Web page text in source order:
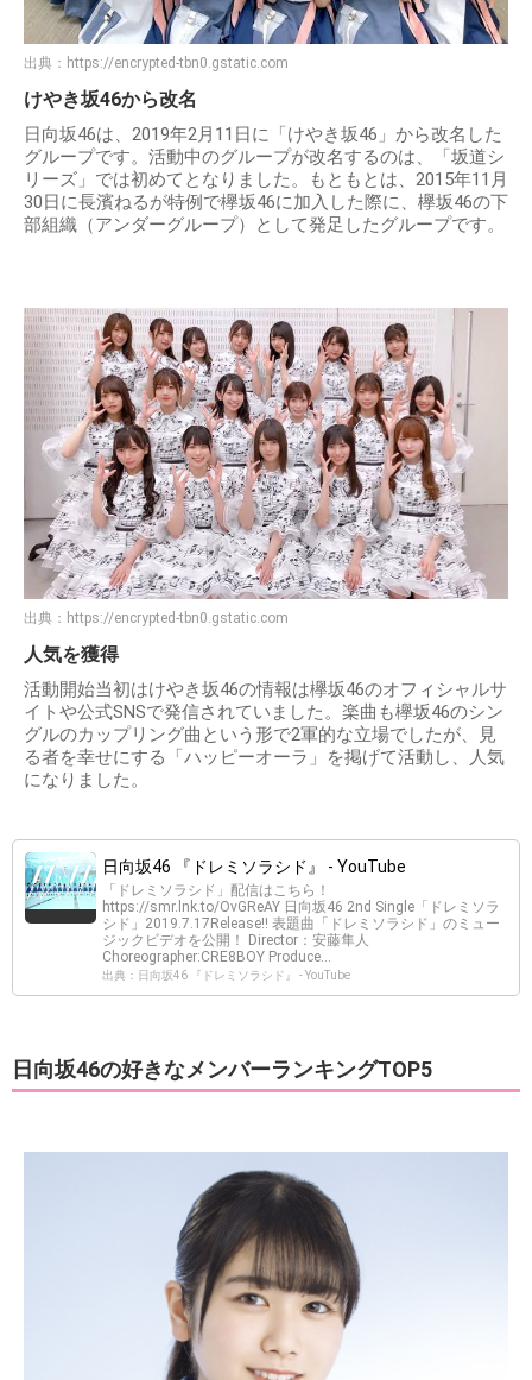
出典： https://encrypted-tbn0.gstatic.com
けやき坂46から改名
日向坂46は、2019年2月11日に「けやき坂46」から改名した
グループです。活動中のグループが改名するのは、「坂道シ
リーズ」では初めてとなりました。もともとは、2015年11月
30日に長濱ねるが特例で欅坂46に加入した際に、欅坂46の下
部組織（アンダーグループ）として発足したグループです。
出典： https://encrypted-tbn0.gstatic.com
人気を獲得
活動開始当初はけやき坂46の情報は欅坂46のオフィシャルサ
イトや公式SNSで発信されていました。楽曲も欅坂46のシン
グルのカップリング曲という形で2軍的な立場でしたが、見
る者を幸せにする「ハッピーオーラ」を掲げて活動し、人気
になりました。
日向坂46 『ドレミソラシド』 - YouTube
「ドレミソラシド」配信はこちら！
https://smr.lnk.to/OvGReAY 日向坂46 2nd Single「ドレミソラ
シド」2019.7.17Release!! 表題曲「ドレミソラシド」のミュー
ジックビデオを公開！ Director：安藤隼人
Choreographer:CRE8BOY Produce...
出典：日向坂46 『ドレミソラシド』 - YouTube
日向坂46の好きなメンバーランキングTOP5